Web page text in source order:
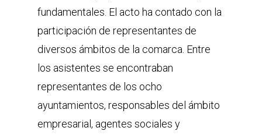
fundamentales. El acto ha contado con la
participación de representantes de
diversos ámbitos de la comarca. Entre
los asistentes se encontraban
representantes de los ocho
ayuntamientos, responsables del ámbito
empresarial, agentes sociales y